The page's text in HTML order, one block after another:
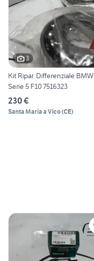
3
Kit Ripar. Differenziale BMW
Serie 5 F10 7516323
230 €
Santa Maria a Vico(CE)